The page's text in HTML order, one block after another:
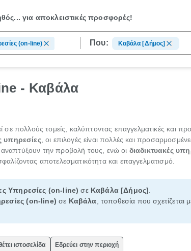
για αποκλειστικές προσφορές!
(οn-line) Που: Καβάλα [Δήμος]
- Καβάλα
σε πολλούς τομείς, καλύπτοντας επαγγελματικές και
υπηρεσίες, οι επιλογές είναι πολλές και
αναπτύξουν την προβολή τους, ενώ οι διαδικτυακές
αποτελεσματικότητα και επαγγελματισμό.
Υπηρεσίες (οn-line) σε Καβάλα [Δήμος]
(οn-line) σε Καβάλα , τοποθεσία που
ιστοσελίδα Εδρεύει στην περιοχή